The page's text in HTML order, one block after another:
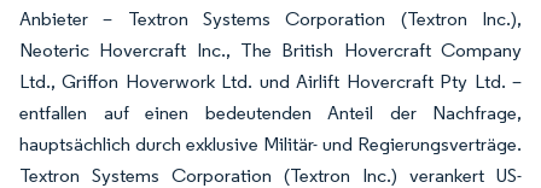
Anbieter – Textron Systems Corporation (Textron Inc.),
Neoteric Hovercraft Inc., The British Hovercraft Company
Ltd., Griffon Hoverwork Ltd. und Airlift Hovercraft Pty Ltd. –
entfallen auf einen bedeutenden Anteil der Nachfrage,
hauptsächlich durch exklusive Militär- und Regierungsverträge.
Textron Systems Corporation (Textron Inc.) verankert US-